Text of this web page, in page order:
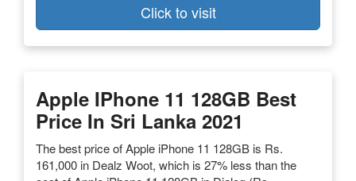
Click to visit
Apple IPhone 11 128GB Best
Price In Sri Lanka 2021
The best price of Apple iPhone 11 128GB is Rs.
161,000 in Dealz Woot, which is 27% less than the